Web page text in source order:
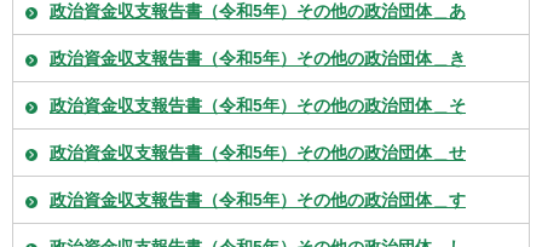
政治資金収支報告書（令和5年）その他の政治団体＿あ
政治資金収支報告書（令和5年）その他の政治団体＿き
政治資金収支報告書（令和5年）その他の政治団体＿そ
政治資金収支報告書（令和5年）その他の政治団体＿せ
政治資金収支報告書（令和5年）その他の政治団体＿す